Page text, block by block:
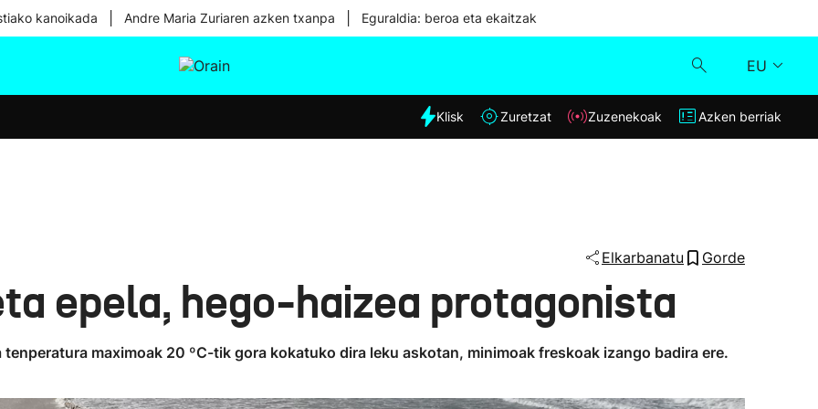
kanoikada Andre Maria Zuriaren azken txanpa Eguraldia: beroa eta ekaitzak
EU
Eguraldia
Klisk
Klisk Zuretzat Zuzenekoak Azken berriak
Elkarbanatu Gorde
epela, hego-haizea protagonista
maximoak 20 ºC-tik gora kokatuko dira leku askotan, minimoak freskoak izango badira ere.